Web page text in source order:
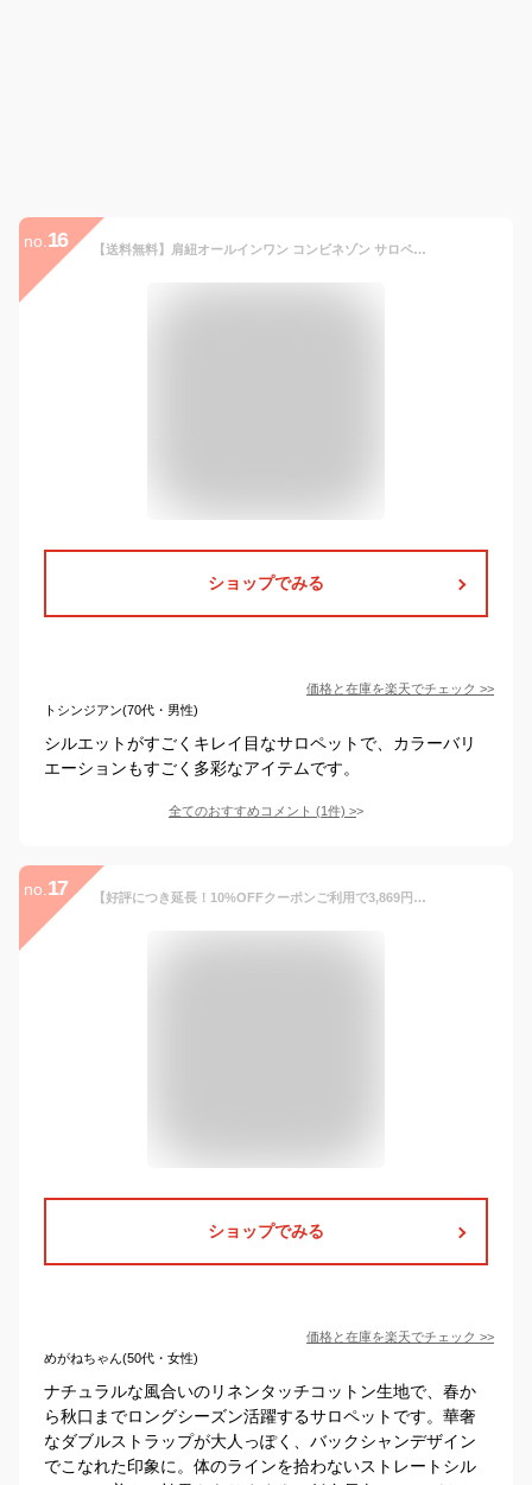
no. 16 【送料無料】肩紐オールインワン コンビネゾン サロペット オールインワン ロンパース ノースリーブ ワイドパンツ 無地 M L 春夏 レディース ミリアンデニ メール便(ネコポス)
ショップでみる
価格と在庫を楽天でチェック >>
トシンジアン(70代・男性)
シルエットがすごくキレイ目なサロペットで、カラーバリ
エーションもすごく多彩なアイテムです。
全てのおすすめコメント (1件) >
no. 17 【好評につき延長！10%OFFクーポンご利用で3,869円】SC/M/Lサイズ リネンタッチダブルストラップサロペット レディース/サロペット バックシャン オールインワン リネンタッチ フルレングス 綿100% リネンタッチ SCサイズ
ショップでみる
価格と在庫を楽天でチェック >>
めがねちゃん(50代・女性)
ナチュラルな風合いのリネンタッチコットン生地で、春か
ら秋口までロングシーズン活躍するサロペットです。華奢
なダブルストラップが大人っぽく、バックシャンデザイン
でこなれた印象に。体のラインを拾わないストレートシル